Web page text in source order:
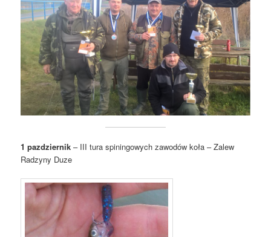
1 pazdziernik – III tura spiningowych zawodów koła – Zalew
Radzyny Duze